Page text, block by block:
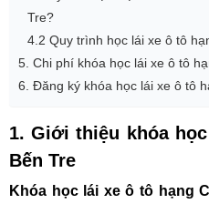
Tre?
4.2 Quy trình học lái xe ô tô
5. Chi phí khóa học lái xe ô tô
6. Đăng ký khóa học lái xe ô tô
1. Giới thiệu khóa
Bến Tre
Khóa học lái xe ô tô hạng